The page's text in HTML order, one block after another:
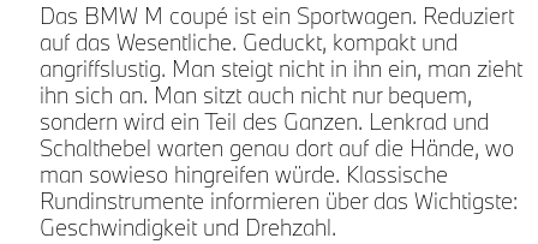
Das BMW M coupé ist ein Sportwagen. Reduziert
auf das Wesentliche. Geduckt, kompakt und
angriffslustig. Man steigt nicht in ihn ein, man zieht
ihn sich an. Man sitzt auch nicht nur bequem,
sondern wird ein Teil des Ganzen. Lenkrad und
Schalthebel warten genau dort auf die Hände, wo
man sowieso hingreifen würde. Klassische
Rundinstrumente informieren über das Wichtigste:
Geschwindigkeit und Drehzahl.